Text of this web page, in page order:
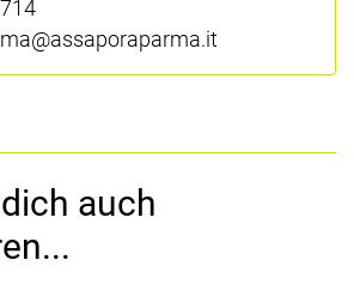
auch